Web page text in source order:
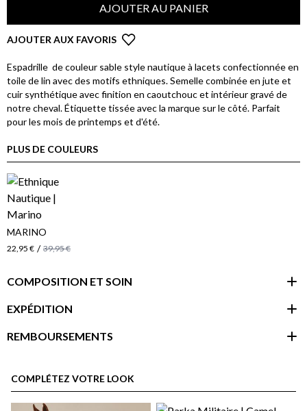
AJOUTER AU PANIER
AJOUTER AUX FAVORIS
Espadrille de couleur sable style nautique à lacets confectionnée en
toile de lin avec des motifs ethniques. Semelle combinée en jute et
cuir synthétique avec finition en caoutchouc et intérieur gravé de
notre cheval. Étiquette tissée avec la marque sur le côté. Parfait
pour les mois de printemps et d'été.
PLUS DE COULEURS
MARINO
22,95 € / 39,95 €
COMPOSITION ET SOIN
EXPÉDITION
REMBOURSEMENTS
COMPLÉTEZ VOTRE LOOK